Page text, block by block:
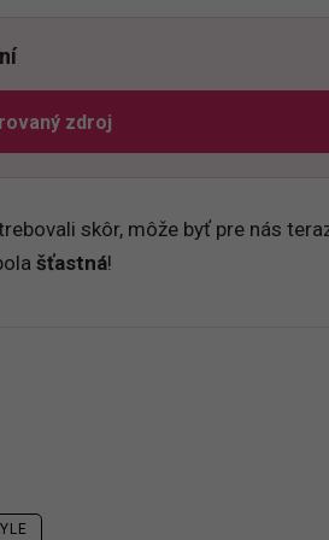
zdroj
odkaz sa otvorí v novom okne
skôr, môže byť pre nás
šťastná!